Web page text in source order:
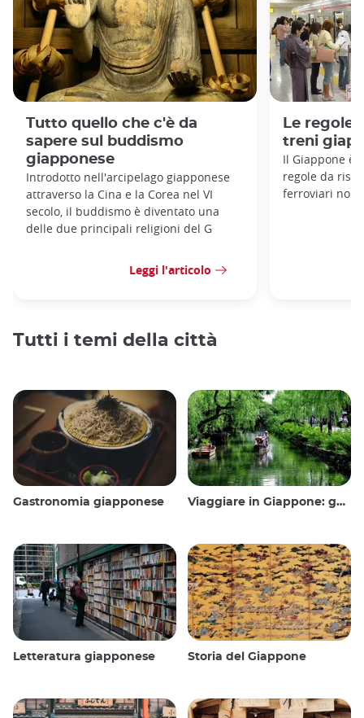
Tutto quello che c'è da
sapere sul buddismo
giapponese
Introdotto nell'arcipelago giapponese
attraverso la Cina e la Corea nel VI
secolo, il buddismo è diventato una
delle due principali religioni del G
Leggi l'articolo
Le regole
treni
Il Giappone è
regole da
ferroviari non
Tutti i temi della città
Gastronomia giapponese Viaggiare in Giappone: guida e consigli
Letteratura giapponese Storia del Giappone